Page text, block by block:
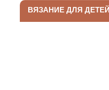
ВЯЗАНИЕ ДЛЯ ДЕТЕЙ